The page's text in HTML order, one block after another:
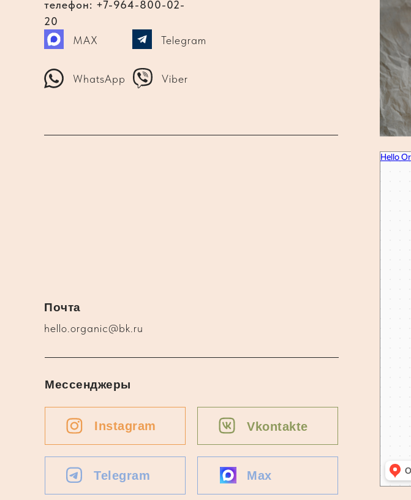
WhatsApp Viber
Telegram
MAX
hello.organic@bk.ru
Почта
Instagram
Telegram Max
Vkontakte
Мессенджеры
телефон: +7-964-800-02-
20